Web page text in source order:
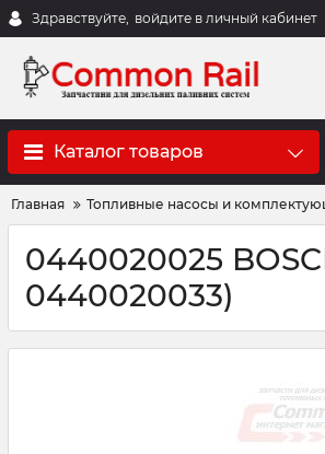
Здравствуйте, войдите в личный кабинет
Каталог товаров
Главная Топливные насосы и
0440020025
0440020033)